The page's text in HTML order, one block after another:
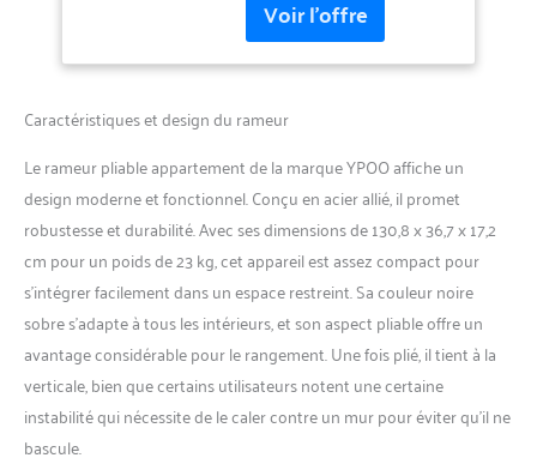
Connecter APP, Écran
LCD, Capacité Max
160KG, Assemblage
de rangement lorsqu'il est
conception pliable de la
machine à ramer
magnétique la rendent facile
à transporter et à ranger. Il
couvre seulement 0,12 m².
Les rameurs pliables YPOO
sont pré-assemblés à 80 %
et peuvent être facilement
montés par la plupart des
rameurs en 10 minutes.
【Compatibilité avec les
applications, entraînement
scientifique】 Grâce au
Caractéristiques et design du rameur
Le rameur pliable appartement de la marque YPOO affiche un
design moderne et fonctionnel. Conçu en acier allié, il promet
robustesse et durabilité. Avec ses dimensions de 130,8 x 36,7 x 17,2
cm pour un poids de 23 kg, cet appareil est assez compact pour
s’intégrer facilement dans un espace restreint. Sa couleur noire
sobre s’adapte à tous les intérieurs, et son aspect pliable offre un
avantage considérable pour le rangement. Une fois plié, il tient à la
verticale, bien que certains utilisateurs notent une certaine
instabilité qui nécessite de le caler contre un mur pour éviter qu’il ne
bascule.